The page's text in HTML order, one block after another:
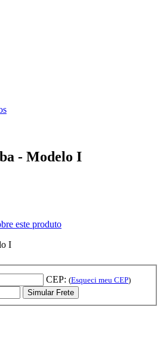
- Modelo I
este produto
I
CEP: (Esqueci meu CEP)
Simular Frete